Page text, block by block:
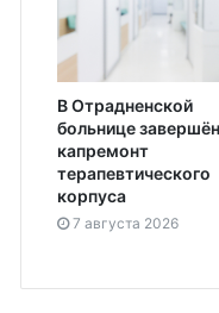
В Отрадненской
больнице завершён
капремонт
терапевтического
корпуса
7 августа 2026